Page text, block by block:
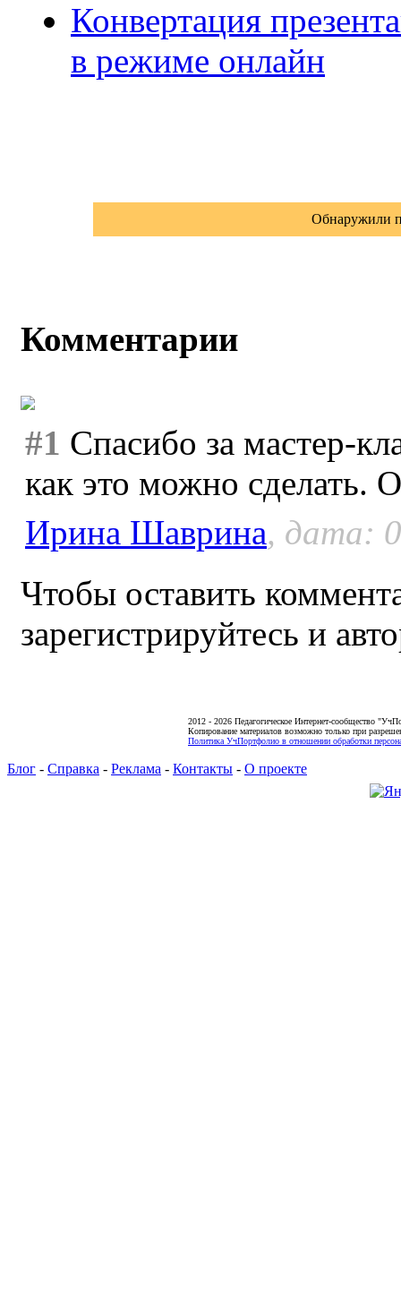
Конвертация
в режиме онлайн
Обнаружили
Комментарии
#1 Спасибо за мастер-
как это можно сделать.
Ирина Шаврина, дата:
Чтобы оставить
зарегистрируйтесь и
2012 - 2026 Педагогическое Интернет-сообщество
Копирование материалов возможно только при
Политика УчПортфолио в отношении обработки
Блог - Справка - Реклама - Контакты - О проекте